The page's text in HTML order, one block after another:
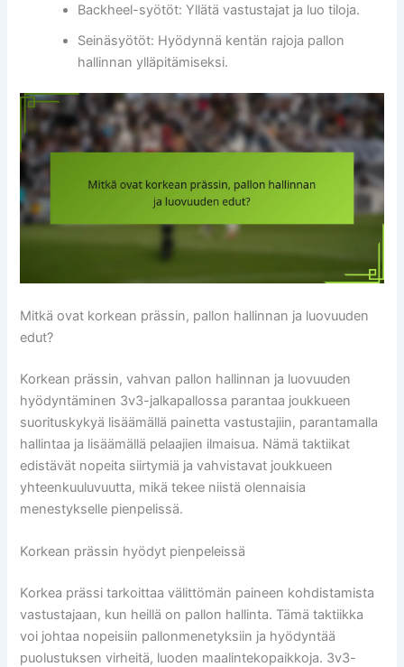
Backheel-syötöt: Yllätä vastustajat ja luo tiloja.
Seinäsyötöt: Hyödynnä kentän rajoja pallon
hallinnan ylläpitämiseksi.
Mitkä ovat korkean prässin, pallon hallinnan ja luovuuden
edut?
Korkean prässin, vahvan pallon hallinnan ja luovuuden
hyödyntäminen 3v3-jalkapallossa parantaa joukkueen
suorituskykyä lisäämällä painetta vastustajiin, parantamalla
hallintaa ja lisäämällä pelaajien ilmaisua. Nämä taktiikat
edistävät nopeita siirtymiä ja vahvistavat joukkueen
yhteenkuuluvuutta, mikä tekee niistä olennaisia
menestykselle pienpelissä.
Korkean prässin hyödyt pienpeleissä
Korkea prässi tarkoittaa välittömän paineen kohdistamista
vastustajaan, kun heillä on pallon hallinta. Tämä taktiikka
voi johtaa nopeisiin pallonmenetyksiin ja hyödyntää
puolustuksen virheitä, luoden maalintekopaikkoja. 3v3-